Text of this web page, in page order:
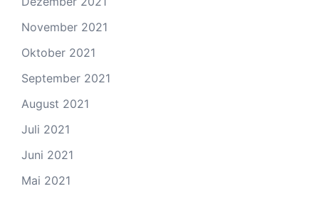
November 2021
Oktober 2021
September 2021
August 2021
Juli 2021
Juni 2021
Mai 2021